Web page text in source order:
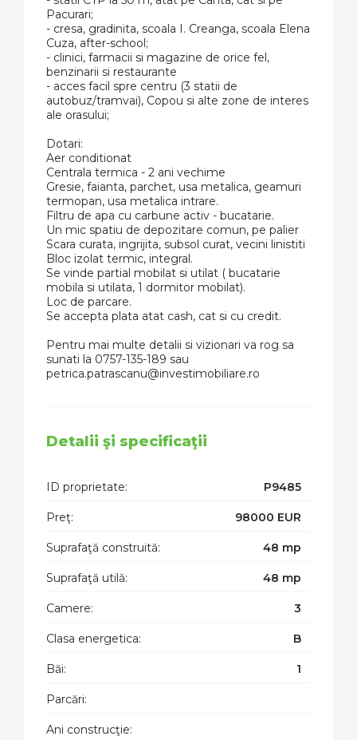
Pacurari;
- cresa, gradinita, scoala I. Creanga, scoala Elena
Cuza, after-school;
- clinici, farmacii si magazine de orice fel,
benzinarii si restaurante
- acces facil spre centru (3 statii de
autobuz/tramvai), Copou si alte zone de interes
ale orasului;
Dotari:
Aer conditionat
Centrala termica - 2 ani vechime
Gresie, faianta, parchet, usa metalica, geamuri
termopan, usa metalica intrare.
Filtru de apa cu carbune activ - bucatarie.
Un mic spatiu de depozitare comun, pe palier
Scara curata, ingrijita, subsol curat, vecini linistiti
Bloc izolat termic, integral.
Se vinde partial mobilat si utilat ( bucatarie
mobila si utilata, 1 dormitor mobilat).
Loc de parcare.
Se accepta plata atat cash, cat si cu credit.
Pentru mai multe detalii si vizionari va rog sa
sunati la 0757-135-189 sau
petrica.patrascanu@investimobiliare.ro
Detalii şi specificaţii
ID proprietate: P9485
Preţ: 98000 EUR
Suprafaţă construită: 48 mp
Suprafaţă utilă: 48 mp
Camere: 3
Clasa energetica: B
Băi: 1
Parcări:
Ani construcţie: